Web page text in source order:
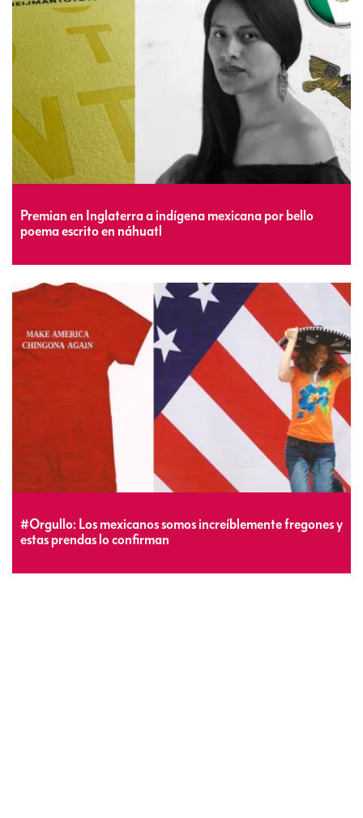
Premian en Inglaterra a indígena mexicana por bello
poema escrito en náhuatl
#Orgullo: Los mexicanos somos increíblemente fregones y
estas prendas lo confirman